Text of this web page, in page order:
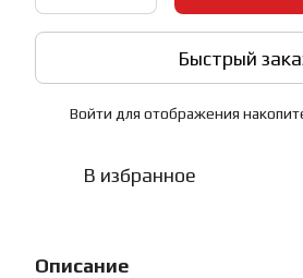
Быстрый
Войти для отображения
В избранное
Описание